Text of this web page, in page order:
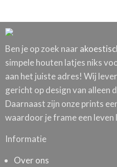
Ben je op zoek naar
simpele houten latjes niks
aan het juiste adres! Wij
gericht op design van alleen
Daarnaast zijn onze prints
waardoor je frame een leven
Informatie
Over ons